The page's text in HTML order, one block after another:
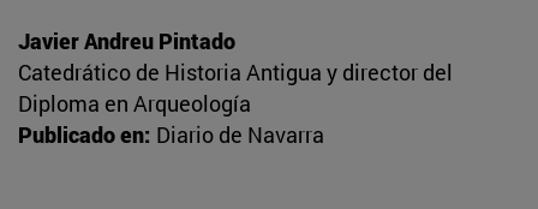
Javier Andreu Pintado
Catedrático de Historia Antigua y director del
Diploma en Arqueología
Publicado en: Diario de Navarra